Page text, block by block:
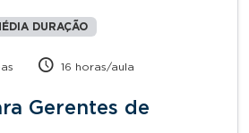
DURAÇÃO
16 horas/aula
Gerentes de